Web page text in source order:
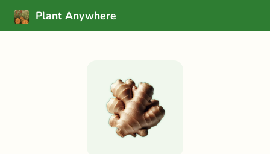
Plant Anywhere